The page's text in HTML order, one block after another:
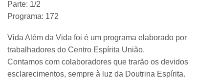
Parte: 1/2
Programa: 172
Vida Além da Vida foi é um programa elaborado por
trabalhadores do Centro Espírita União.
Contamos com colaboradores que trarão os devidos
esclarecimentos, sempre à luz da Doutrina Espírita.